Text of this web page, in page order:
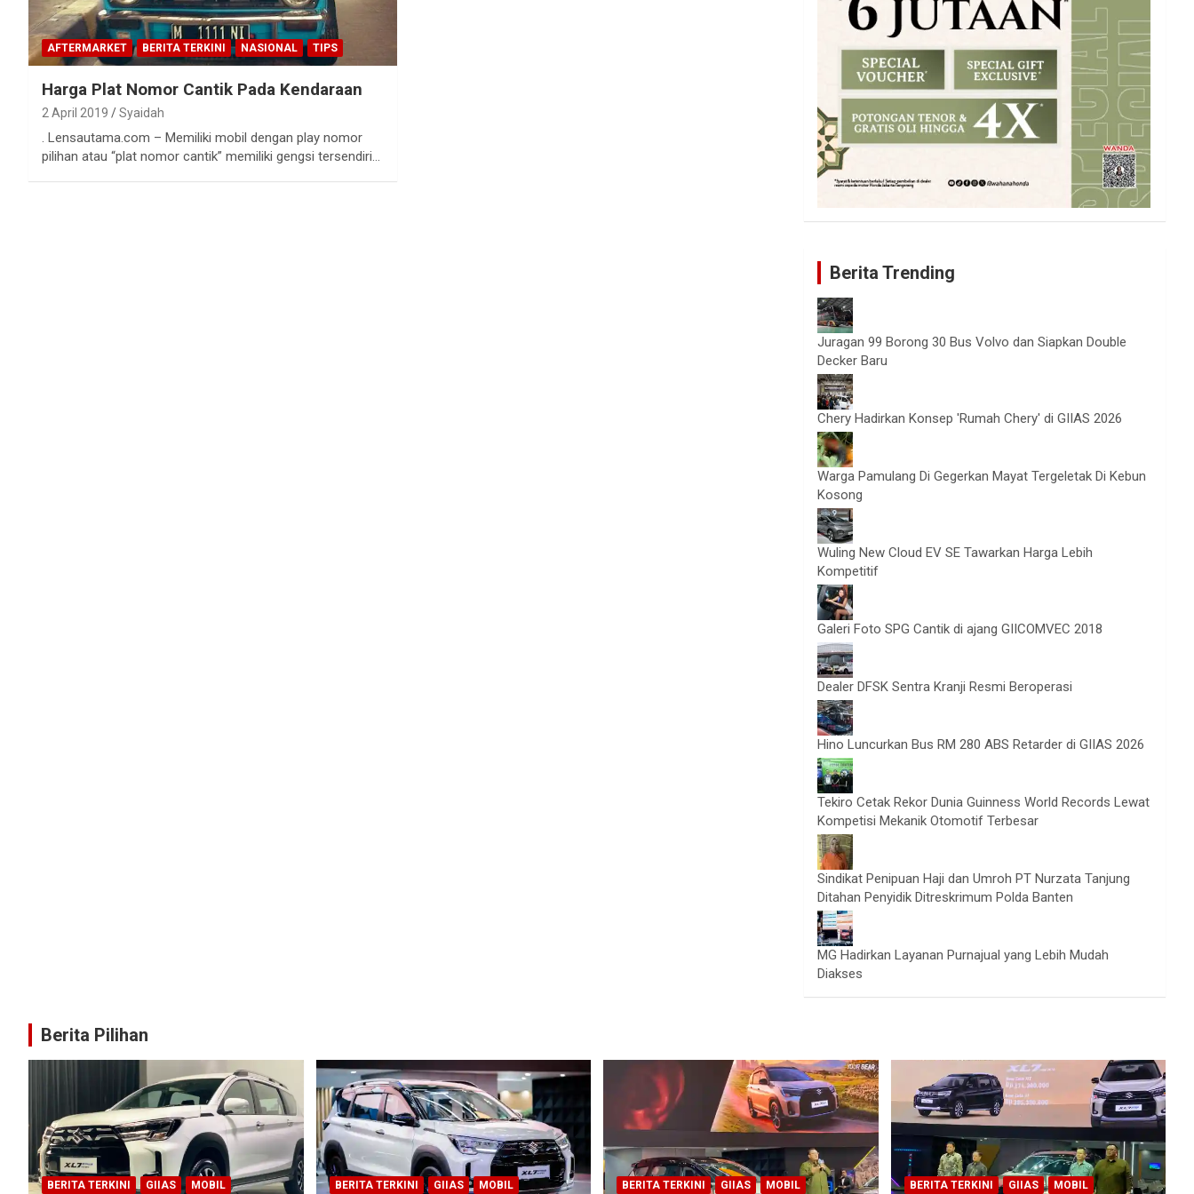
AFTERMARKET BERITA TERKINI NASIONAL TIPS
Harga Plat Nomor Cantik Pada Kendaraan
2 April 2019 Syaidah
. Lensautama.com – Memiliki mobil dengan play nomor
pilihan atau “plat nomor cantik” memiliki gengsi tersendiri…
Berita Trending
Juragan 99 Borong 30 Bus Volvo dan Siapkan Double
Decker Baru
Chery Hadirkan Konsep 'Rumah Chery' di GIIAS 2026
Warga Pamulang Di Gegerkan Mayat Tergeletak Di Kebun
Kosong
Wuling New Cloud EV SE Tawarkan Harga Lebih
Kompetitif
Galeri Foto SPG Cantik di ajang GIICOMVEC 2018
Dealer DFSK Sentra Kranji Resmi Beroperasi
Hino Luncurkan Bus RM 280 ABS Retarder di GIIAS 2026
Tekiro Cetak Rekor Dunia Guinness World Records Lewat
Kompetisi Mekanik Otomotif Terbesar
Sindikat Penipuan Haji dan Umroh PT Nurzata Tanjung
Ditahan Penyidik Ditreskrimum Polda Banten
MG Hadirkan Layanan Purnajual yang Lebih Mudah
Diakses
Berita Pilihan
BERITA TERKINI GIIAS MOBIL BERITA TERKINI GIIAS MOBIL BERITA TERKINI GIIAS MOBIL BERITA TERKINI GIIAS MOBIL